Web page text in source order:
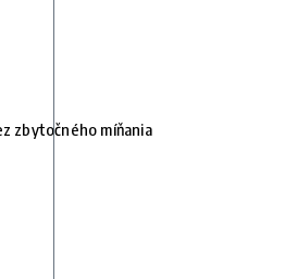
zbytočného míňania